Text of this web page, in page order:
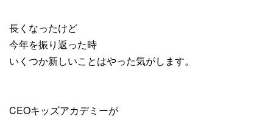
長くなったけど
今年を振り返った時
いくつか新しいことはやった気がします。
CEOキッズアカデミーが